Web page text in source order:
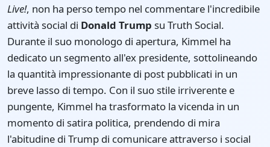
Live!, non ha perso tempo nel commentare l'incredibile
attività social di Donald Trump su Truth Social.
Durante il suo monologo di apertura, Kimmel ha
dedicato un segmento all'ex presidente, sottolineando
la quantità impressionante di post pubblicati in un
breve lasso di tempo. Con il suo stile irriverente e
pungente, Kimmel ha trasformato la vicenda in un
momento di satira politica, prendendo di mira
l'abitudine di Trump di comunicare attraverso i social